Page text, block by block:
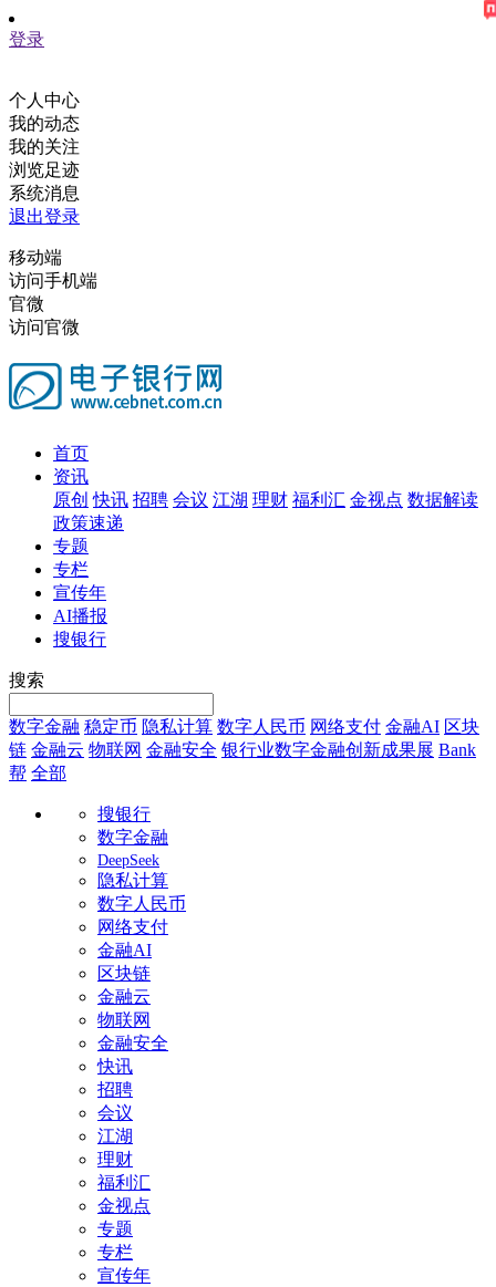
登录
个人中心
我的动态
我的关注
浏览足迹
系统消息
退出登录
移动端
访问手机端
官微
访问官微
首页
资讯
原创 快讯 招聘 会议 江湖 理财 福利汇 金视点 数据解读
政策速递
专题
专栏
宣传年
AI播报
搜银行
搜索
数字金融 稳定币 隐私计算 数字人民币 网络支付 金融AI 区块
链 金融云 物联网 金融安全 银行业数字金融创新成果展 Bank
帮 全部
搜银行
数字金融
DeepSeek
隐私计算
数字人民币
网络支付
金融AI
区块链
金融云
物联网
金融安全
快讯
招聘
会议
江湖
理财
福利汇
金视点
专题
专栏
宣传年